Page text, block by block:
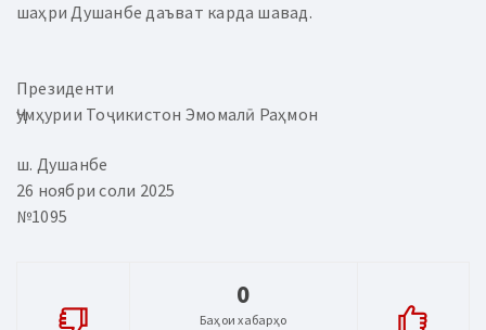
шаҳри Душанбе даъват карда шавад.
Президенти
Ҷумҳурии Тоҷикистон Эмомалӣ Раҳмон
ш. Душанбе
26 ноябри соли 2025
№1095
0
Баҳои хабарҳо